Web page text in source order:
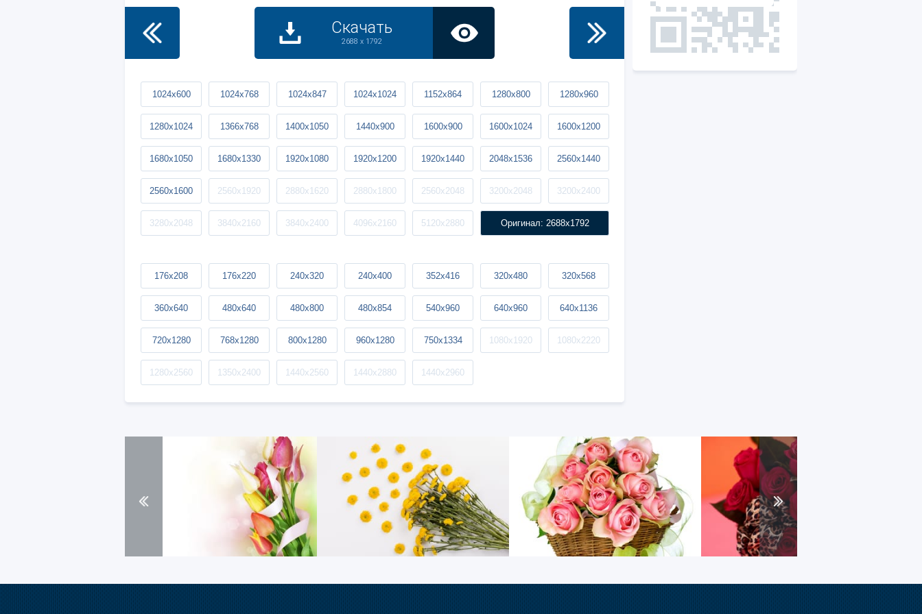
Скачать
2688 x 1792
1024x600 1024x768 1024x847 1024x1024 1152x864 1280x800 1280x960
1280x1024 1366x768 1400x1050 1440x900 1600x900 1600x1024 1600x1200
1680x1050 1680x1330 1920x1080 1920x1200 1920x1440 2048x1536 2560x1440
2560x1600 2560x1920 2880x1620 2880x1800 2560x2048 3200x2048 3200x2400
3280x2048 3840x2160 3840x2400 4096x2160 5120x2880 Оригинал: 2688x1792
176x208 176x220 240x320 240x400 352x416 320x480 320x568
360x640 480x640 480x800 480x854 540x960 640x960 640x1136
720x1280 768x1280 800x1280 960x1280 750x1334 1080x1920 1080x2220
1280x2560 1350x2400 1440x2560 1440x2880 1440x2960